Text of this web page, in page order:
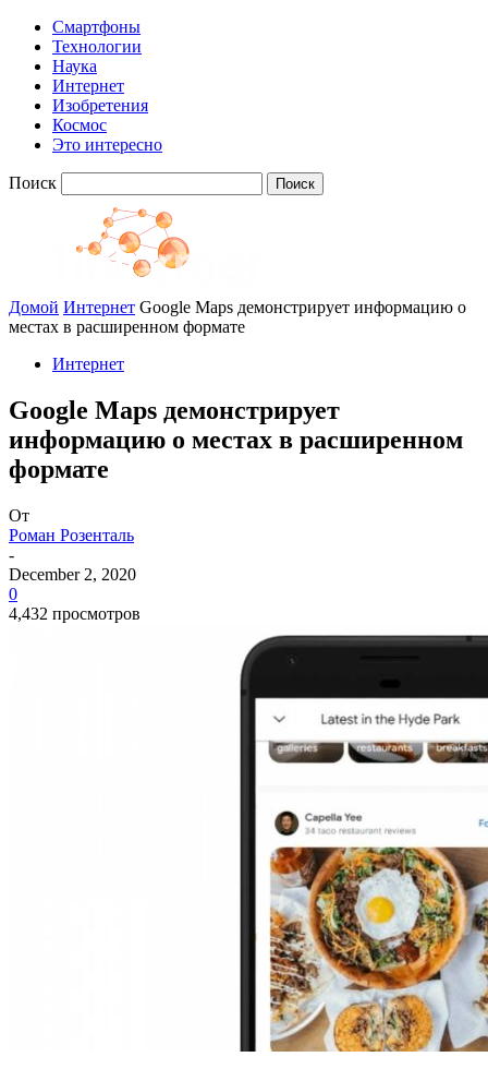
Смартфоны
Технологии
Наука
Интернет
Изобретения
Космос
Это интересно
Поиск
Домой Интернет Google Maps демонстрирует информацию о
местах в расширенном формате
Интернет
Google Maps демонстрирует
информацию о местах в расширенном
формате
От
Роман Розенталь
-
December 2, 2020
0
4,432 просмотров